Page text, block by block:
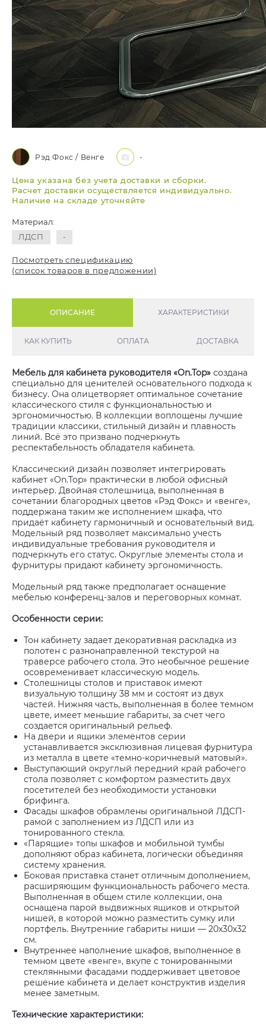
Рэд Фокс / Венге -
Цена указана без учета доставки и сборки.
Расчет доставки осуществляется индивидуально.
Наличие на складе уточняйте
Материал:
ЛДСП
-
Посмотреть спецификацию
(список товаров в предложении)
ОПИСАНИЕ ХАРАКТЕРИСТИКИ
КАК КУПИТЬ ОПЛАТА ДОСТАВКА
Мебель для кабинета руководителя «On.Top» создана
специально для ценителей основательного подхода к
бизнесу. Она олицетворяет оптимальное сочетание
классического стиля с функциональностью и
эргономичностью. В коллекции воплощены лучшие
традиции классики, стильный дизайн и плавность
линий. Всё это призвано подчеркнуть
респектабельность обладателя кабинета.
Классический дизайн позволяет интегрировать
кабинет «On.Top» практически в любой офисный
интерьер. Двойная столешница, выполненная в
cочетании благородных цветов «Рэд Фокс» и «венге»,
поддержана таким же исполнением шкафа, что
придаёт кабинету гармоничный и основательный вид.
Модельный ряд позволяет максимально учесть
индивидуальные требования руководителя и
подчеркнуть его статус. Округлые элементы стола и
фурнитуры придают кабинету эргономичность.
Модельный ряд также предполагает оснащение
мебелью конференц-залов и переговорных комнат.
Особенности серии:
Тон кабинету задает декоративная раскладка из
полотен с разнонаправленной текстурой на
траверсе рабочего стола. Это необычное решение
осовременивает классическую модель.
Столешницы столов и приставок имеют
визуальную толщину 38 мм и состоят из двух
частей. Нижняя часть, выполненная в более темном
цвете, имеет меньшие габариты, за счет чего
создается оригинальный рельеф.
На двери и ящики элементов серии
устанавливается эксклюзивная лицевая фурнитура
из металла в цвете «темно-коричневый матовый».
Выступающий округлый передний край рабочего
стола позволяет с комфортом разместить двух
посетителей без необходимости установки
брифинга.
Фасады шкафов обрамлены оригинальной ЛДСП-
рамой с заполнением из ЛДСП или из
тонированного стекла.
«Парящие» топы шкафов и мобильной тумбы
дополняют образ кабинета, логически объединяя
систему хранения.
Боковая приставка станет отличным дополнением,
расширяющим функциональность рабочего места.
Выполненная в общем стиле коллекции, она
оснащена парой выдвижных ящиков и открытой
нишей, в которой можно разместить сумку или
портфель. Внутренние габариты ниши — 20х30х32
см.
Внутреннее наполнение шкафов, выполненное в
темном цвете «венге», вкупе с тонированными
стеклянными фасадами поддерживает цветовое
решение кабинета и делает конструктив изделия
менее заметным.
Технические характеристики: